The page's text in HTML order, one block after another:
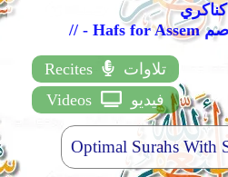
كناكري
Recites تلاوات
Videos
فيديو